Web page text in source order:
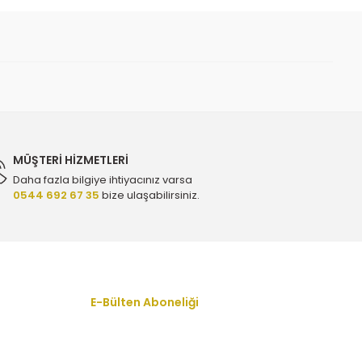
Y2321 - 13107851
- 12663317
MÜŞTERİ HİZMETLERİ
Daha fazla bilgiye ihtiyacınız varsa
0544 692 67 35 bize ulaşabilirsiniz.
E-Bülten Aboneliği